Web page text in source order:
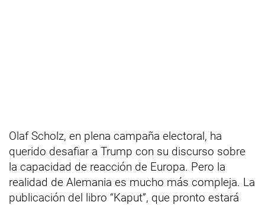
Olaf Scholz, en plena campaña electoral, ha
querido desafiar a Trump con su discurso sobre
la capacidad de reacción de Europa. Pero la
realidad de Alemania es mucho más compleja. La
publicación del libro “Kaput”, que pronto estará